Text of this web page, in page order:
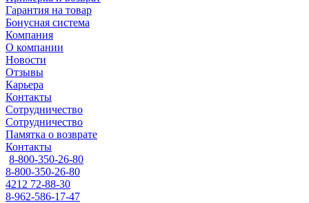
Гарантия на товар
Бонусная система
Компания
О компании
Новости
Отзывы
Карьера
Контакты
Сотрудничество
Сотрудничество
Памятка о возврате
Контакты
8-800-350-26-80
8-800-350-26-80
4212 72-88-30
8-962-586-17-47